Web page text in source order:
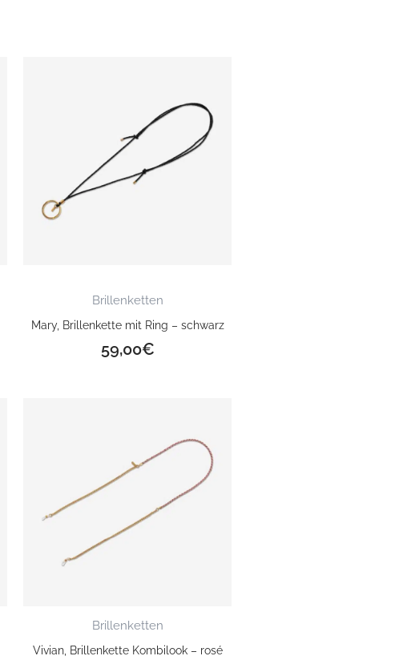
Brillenketten
Mary, Brillenkette mit Ring – schwarz
59,00€
Brillenketten
Vivian, Brillenkette Kombilook – rosé